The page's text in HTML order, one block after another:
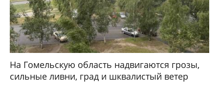
На Гомельскую область надвигаются грозы,
сильные ливни, град и шквалистый ветер